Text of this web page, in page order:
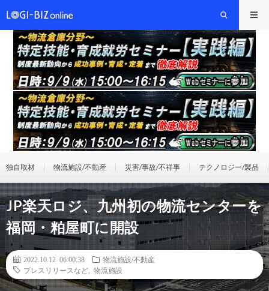
独自取材 物流施設/不動産 災害/事故/不祥事 テクノロジー/製品
JP楽天ロジ、九州初の物流センターを
福岡・粕屋町に開設
2022.10.12 06:00:38
物流施設/不動産
プレスリリースなど
物流施設